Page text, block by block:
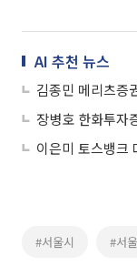
AI 추천 뉴스
이은미 토스뱅크
#서울시 #서